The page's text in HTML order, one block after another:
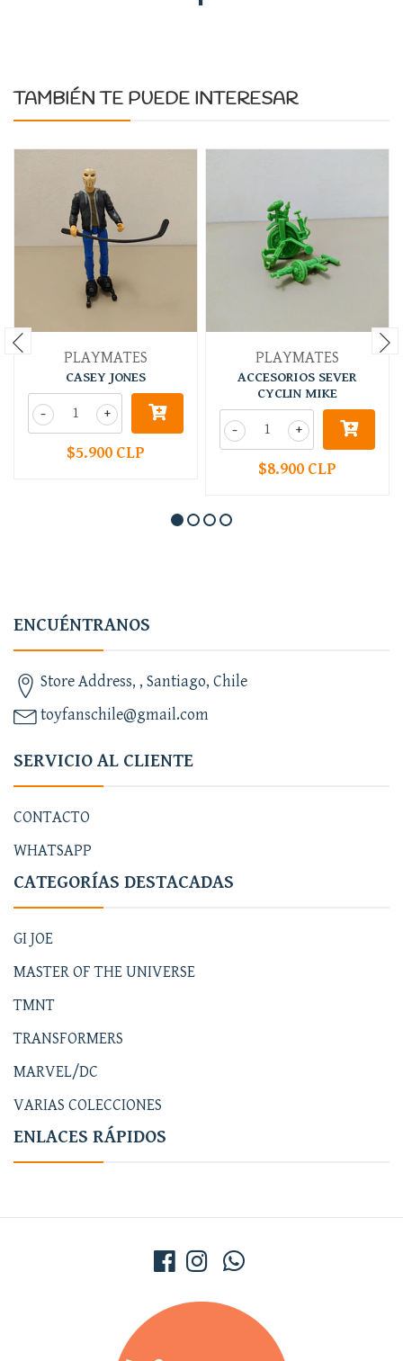
TAMBIÉN TE PUEDE INTERESAR
PLAYMATES
CASEY JONES
+
-
$5.900 CLP
PLAYMATES
ACCESORIOS SEVER
CYCLIN MIKE
+
-
$8.900 CLP
ENCUÉNTRANOS
Store Address, , Santiago, Chile
toyfanschile@gmail.com
SERVICIO AL CLIENTE
CONTACTO
WHATSAPP
CATEGORÍAS DESTACADAS
GI JOE
MASTER OF THE UNIVERSE
TMNT
TRANSFORMERS
MARVEL/DC
VARIAS COLECCIONES
ENLACES RÁPIDOS